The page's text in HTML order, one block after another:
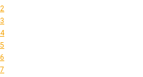
2
3
4
5
6
7